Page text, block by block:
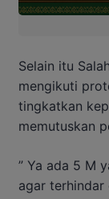
Selain itu
mengikuti
tingkatkan
memutuskan
” Ya ada 5 M
agar